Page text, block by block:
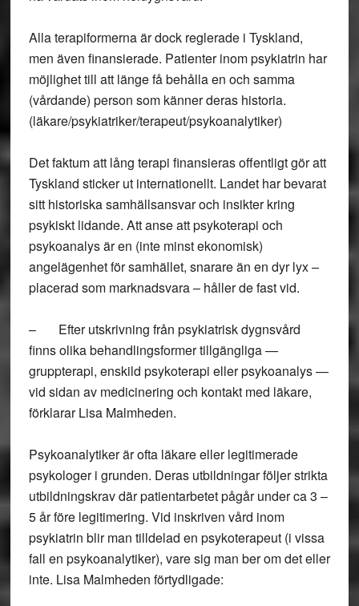
Alla terapiformerna är dock reglerade i Tyskland,
men även finansierade. Patienter inom psykiatrin har
möjlighet till att länge få behålla en och samma
(vårdande) person som känner deras historia.
(läkare/psykiatriker/terapeut/psykoanalytiker)
Det faktum att lång terapi finansieras offentligt gör att
Tyskland sticker ut internationellt. Landet har bevarat
sitt historiska samhällsansvar och insikter kring
psykiskt lidande. Att anse att psykoterapi och
psykoanalys är en (inte minst ekonomisk)
angelägenhet för samhället, snarare än en dyr lyx –
placerad som marknadsvara – håller de fast vid.
– Efter utskrivning från psykiatrisk dygnsvård
finns olika behandlingsformer tillgängliga —
gruppterapi, enskild psykoterapi eller psykoanalys —
vid sidan av medicinering och kontakt med läkare,
förklarar Lisa Malmheden.
Psykoanalytiker är ofta läkare eller legitimerade
psykologer i grunden. Deras utbildningar följer strikta
utbildningskrav där patientarbetet pågår under ca 3 –
5 år före legitimering. Vid inskriven vård inom
psykiatrin blir man tilldelad en psykoterapeut (i vissa
fall en psykoanalytiker), vare sig man ber om det eller
inte. Lisa Malmheden förtydligade: